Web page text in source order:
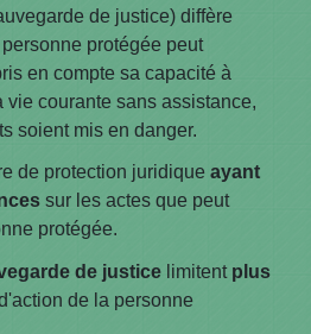
de justice) diffère
protégée peut
en compte sa capacité à
vie courante sans assistance,
soient mis en danger.
de protection juridique ayant
sur les actes que peut
protégée.
de justice limitent plus
de la personne